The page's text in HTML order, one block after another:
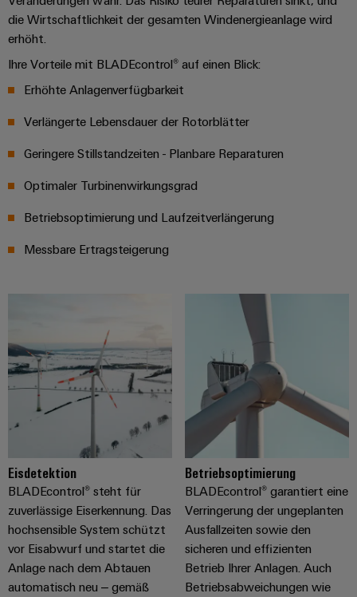
die Wirtschaftlichkeit der gesamten Windenergieanlage wird
erhöht.
Ihre Vorteile mit BLADEcontrol® auf einen Blick:
Erhöhte Anlagenverfügbarkeit
Verlängerte Lebensdauer der Rotorblätter
Geringere Stillstandzeiten - Planbare Reparaturen
Optimaler Turbinenwirkungsgrad
Betriebsoptimierung und Laufzeitverlängerung
Messbare Ertragsteigerung
Eisdetektion
BLADEcontrol® steht für
zuverlässige Eiserkennung. Das
hochsensible System schützt
vor Eisabwurf und startet die
Anlage nach dem Abtauen
automatisch neu – gemäß
Betriebsoptimierung
BLADEcontrol® garantiert eine
Verringerung der ungeplanten
Ausfallzeiten sowie den
sicheren und effizienten
Betrieb Ihrer Anlagen. Auch
Betriebsabweichungen wie